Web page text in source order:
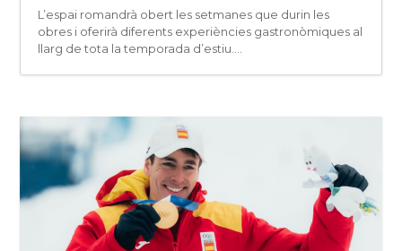
L’espai romandrà obert les setmanes que durin les
obres i oferirà diferents experiències gastronòmiques al
llarg de tota la temporada d’estiu....